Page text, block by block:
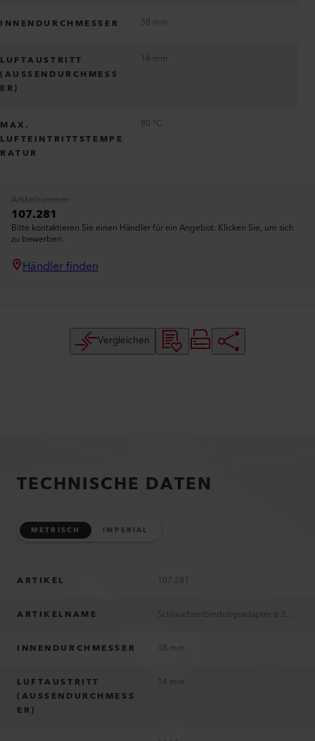
INNENDURCHMESSER 38 mm
LUFTAUSTRITT
(AUSSENDURCHMESS
ER)
14 mm
MAX.
LUFTEINTRITTSTEMPE
RATUR
80 °C
Artikelnummer
107.281
Bitte kontaktieren Sie einen Händler für ein Angebot. Klicken Sie, um sich
zu bewerben.
Händler finden
Vergleichen
TECHNISCHE DATEN
METRISCH IMPERIAL
ARTIKEL 107.281
ARTIKELNAME
INNENDURCHMESSER 38 mm
LUFTAUSTRITT
(AUSSENDURCHMESS
ER)
14 mm